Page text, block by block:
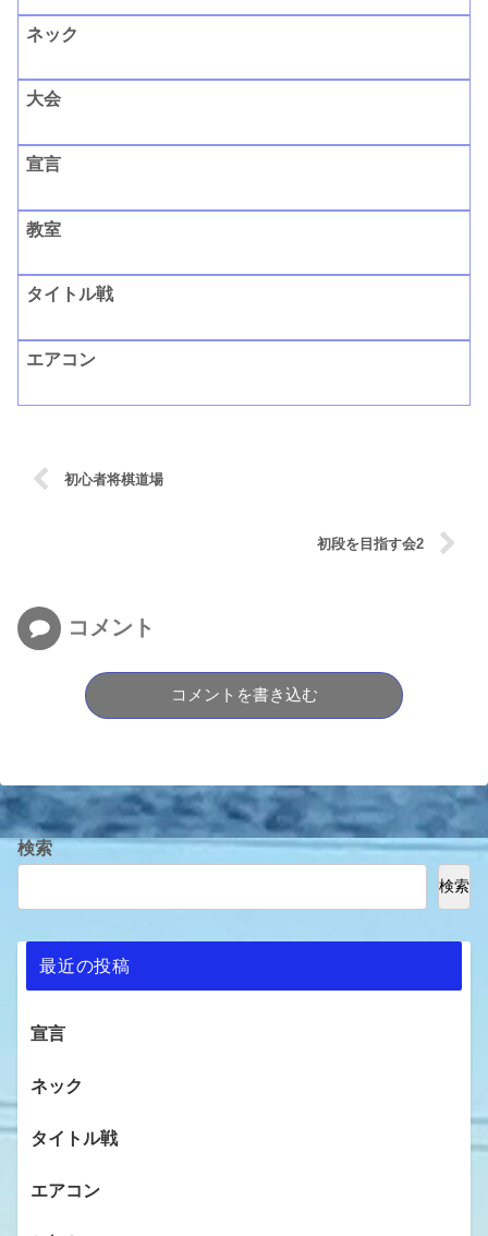
ネック
大会
宣言
教室
タイトル戦
エアコン
初心者将棋道場
初段を目指す会2
コメント
コメントを書き込む
検索
検索
最近の投稿
宣言
ネック
タイトル戦
エアコン